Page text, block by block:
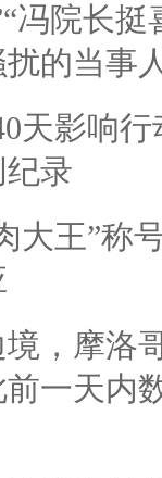
冯院长
的当事
天影响
录
大王”称
，摩洛
一天内